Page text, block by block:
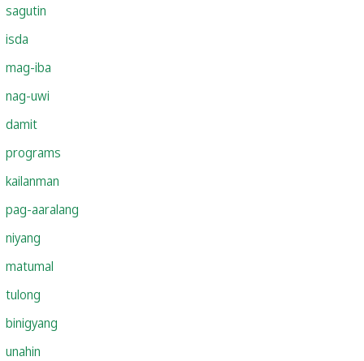
sagutin
isda
mag-iba
nag-uwi
damit
programs
kailanman
pag-aaralang
niyang
matumal
tulong
binigyang
unahin